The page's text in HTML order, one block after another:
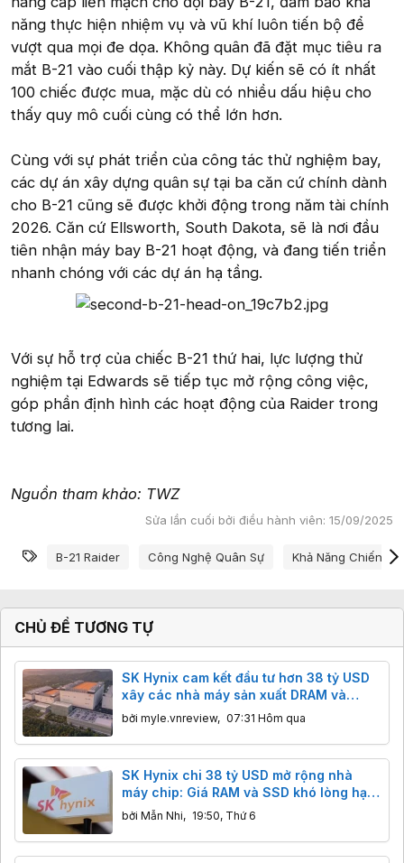
năng thực hiện nhiệm vụ và vũ khí luôn tiến bộ để
vượt qua mọi đe dọa. Không quân đã đặt mục tiêu ra
mắt B-21 vào cuối thập kỷ này. Dự kiến sẽ có ít nhất
100 chiếc được mua, mặc dù có nhiều dấu hiệu cho
thấy quy mô cuối cùng có thể lớn hơn.
Cùng với sự phát triển của công tác thử nghiệm bay,
các dự án xây dựng quân sự tại ba căn cứ chính dành
cho B-21 cũng sẽ được khởi động trong năm tài chính
2026. Căn cứ Ellsworth, South Dakota, sẽ là nơi đầu
tiên nhận máy bay B-21 hoạt động, và đang tiến triển
nhanh chóng với các dự án hạ tầng.
Với sự hỗ trợ của chiếc B-21 thứ hai, lực lượng thử
nghiệm tại Edwards sẽ tiếp tục mở rộng công việc,
góp phần định hình các hoạt động của Raider trong
tương lai.
Nguồn tham khảo: TWZ
Sửa lần cuối bởi điều hành viên: 15/09/2025
Từ khóa
B-21 Raider Công Nghệ Quân Sự Khả Năng Chiến
CHỦ ĐỀ TƯƠNG TỰ
SK Hynix cam kết đầu tư hơn 38 tỷ USD
xây các nhà máy sản xuất DRAM và
NAND mới
bởi myle.vnreview, 07:31 Hôm qua
SK Hynix chi 38 tỷ USD mở rộng nhà
máy chip: Giá RAM và SSD khó lòng hạ
nhiệt trước năm 2028
bởi Mẫn Nhi, 19:50, Thứ 6